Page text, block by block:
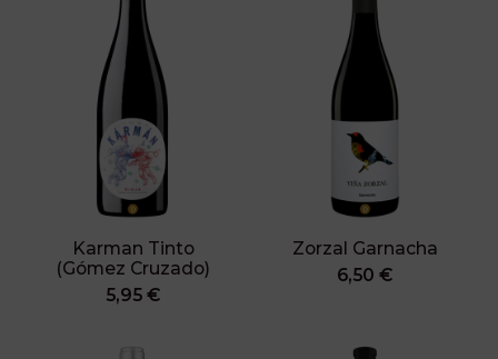
Karman Tinto
(Gómez Cruzado)
5,95 €
Zorzal Garnacha
6,50 €